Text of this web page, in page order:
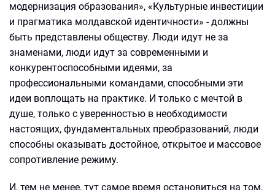
модернизация образования», «Культурные инвестиции
и прагматика молдавской идентичности» - должны
быть представлены обществу. Люди идут не за
знаменами, люди идут за современными и
конкурентоспособными идеями, за
профессиональными командами, способными эти
идеи воплощать на практике. И только с мечтой в
душе, только с уверенностью в необходимости
настоящих, фундаментальных преобразований, люди
способны оказывать достойное, открытое и массовое
сопротивление режиму.
И, тем не менее, тут самое время остановиться на том,